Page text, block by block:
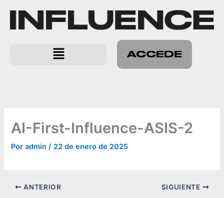
contenido
Menú ACCEDE
AI-First-Influence-ASIS-2
Poradmin/ 22 de enero de 2025
ANTERIOR SIGUIENTE